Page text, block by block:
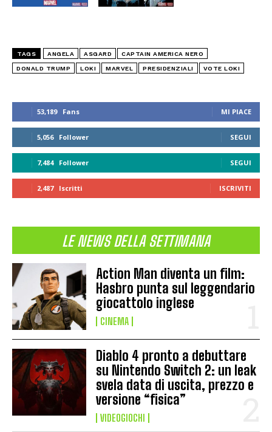
53,189 Fans MI PIACE
5,056 Follower SEGUI
7,484 Follower SEGUI
2,487 Iscritti ISCRIVITI
LE NEWS DELLA SETTIMANA
Action Man diventa un film:
Hasbro punta sul leggendario
giocattolo inglese
CINEMA
Diablo 4 pronto a debuttare
su Nintendo Switch 2: un leak
svela data di uscita, prezzo e
versione “fisica”
VIDEOGIOCHI
TAGS ANGELA ASGARD CAPTAIN AMERICA NERO
DONALD TRUMP LOKI MARVEL PRESIDENZIALI VOTE LOKI